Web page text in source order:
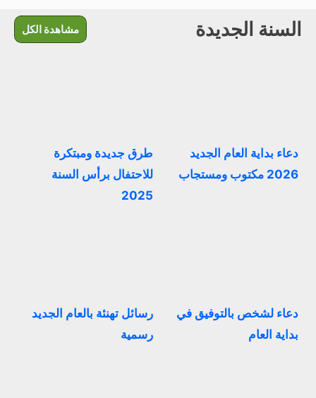
السنة الجديدة مشاهدة الكل
دعاء بداية العام الجديد
2026 مكتوب ومستجاب
طرق جديدة ومبتكرة
للاحتفال برأس السنة
2025
دعاء لشخص بالتوفيق في
بداية العام
رسائل تهنئة بالعام الجديد
رسمية